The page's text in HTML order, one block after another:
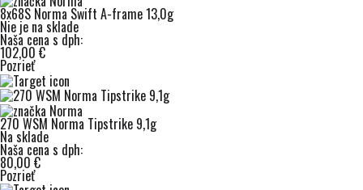
8x68S Norma Swift A-frame 13,0g
Nie je na sklade
Naša cena s dph:
102,00 €
Pozrieť
270 WSM Norma Tipstrike 9,1g
Na sklade
Naša cena s dph:
80,00 €
Pozrieť